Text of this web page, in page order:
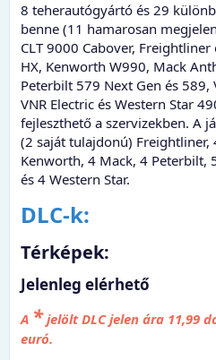
8 teherautógyártó és 29
benne (11 hamarosan
CLT 9000 Cabover,
HX, Kenworth W990, Mack
Peterbilt 579 Next Gen és 589,
VNR Electric és Western Star
fejleszthető a szervizekben. A
(2 saját tulajdonú)
Kenworth, 4 Mack, 4 Peterbilt,
és 4 Western Star.
DLC-k:
Térképek:​
Jelenleg elérhető​
A *jelöltDLCjelen ára 11,99
euró.